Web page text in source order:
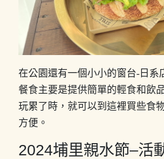
在公園還有一個小小的窗台-日系
餐食主要是提供簡單的輕食和飲
玩累了時，就可以到這裡買些食
方便。
2024埔里親水節–活